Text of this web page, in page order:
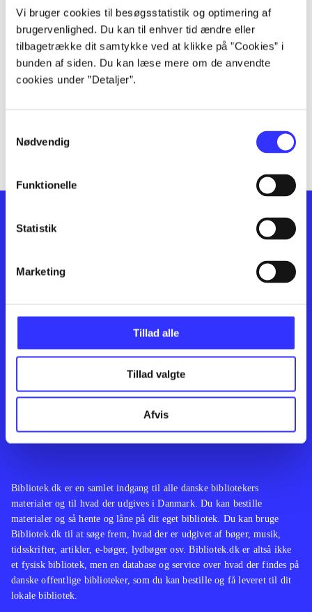
Vi bruger cookies til besøgsstatistik og optimering af
brugervenlighed. Du kan til enhver tid ændre eller
tilbagetrække dit samtykke ved at klikke på ”Cookies” i
bunden af siden. Du kan læse mere om de anvendte
cookies under ”Detaljer”.
Nødvendig
Funktionelle
Statistik
Marketing
Tillad alle
Tillad valgte
Afvis
lorem ipsum dolor sit amet ...
lorem ipsum dolor sit amet ...
lorem ipsum dolor sit amet ...
lorem ipsum dolor sit amet ...
lorem ipsum dolor sit amet ...
lorem ipsum dolor sit amet ...
Feedback
Bibliotek.dk er en samlet indgang til alle danske bibliotekers
materialer og til hvad der udgives i Danmark. Du kan bestille
materialer og så hente og låne på dit eget bibliotek. Du kan bruge
Bibliotek.dk til at søge frem, hvad der er udgivet af bøger, musik,
tidsskrifter, artikler, e-bøger, lydbøger osv. Bibliotek.dk er altså ikke
et fysisk bibliotek, men en database og service over hvad der findes på
danske offentlige biblioteker, som du kan bestille og få leveret til dit
lokale bibliotek.
Kontakt os
English
Artikler
Film
Musik
Noder